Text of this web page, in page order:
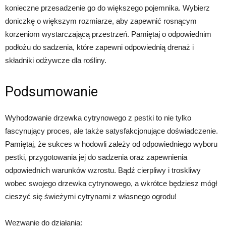
konieczne przesadzenie go do większego pojemnika. Wybierz
doniczkę o większym rozmiarze, aby zapewnić rosnącym
korzeniom wystarczającą przestrzeń. Pamiętaj o odpowiednim
podłożu do sadzenia, które zapewni odpowiednią drenaż i
składniki odżywcze dla rośliny.
Podsumowanie
Wyhodowanie drzewka cytrynowego z pestki to nie tylko
fascynujący proces, ale także satysfakcjonujące doświadczenie.
Pamiętaj, że sukces w hodowli zależy od odpowiedniego wyboru
pestki, przygotowania jej do sadzenia oraz zapewnienia
odpowiednich warunków wzrostu. Bądź cierpliwy i troskliwy
wobec swojego drzewka cytrynowego, a wkrótce będziesz mógł
cieszyć się świeżymi cytrynami z własnego ogrodu!
Wezwanie do działania: